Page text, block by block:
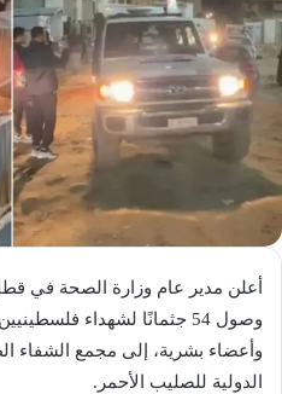
أعلن مدير عام وزارة الصحة في
وأعضاء بشرية، إلى مجمع الشفاء
الدولية للصليب الأحمر.